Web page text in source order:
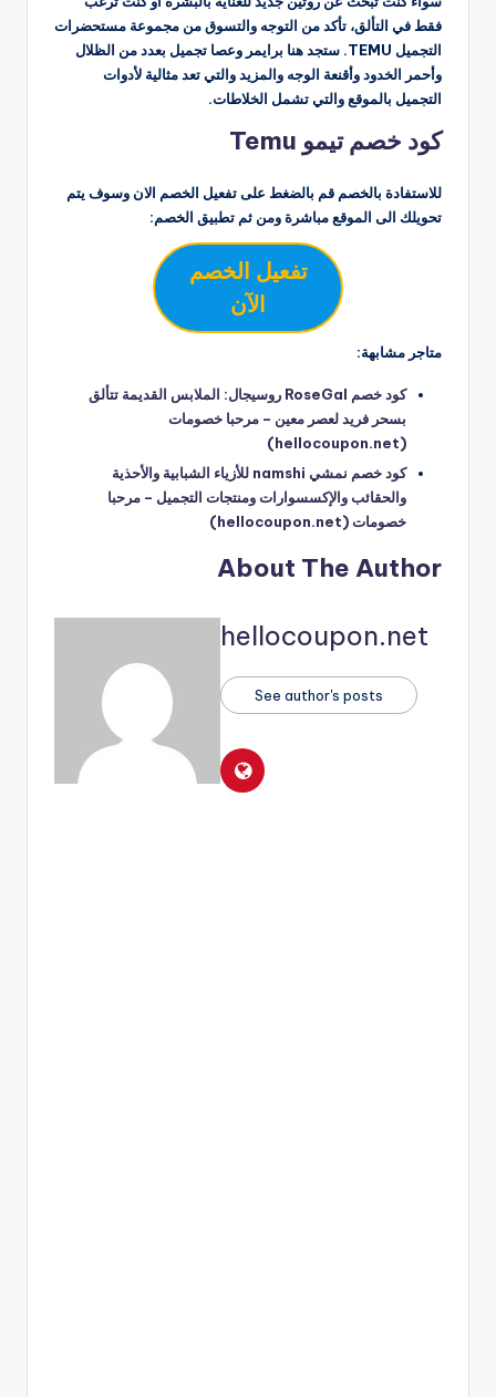
فقط في التألق، تأكد من التوجه والتسوق من مجموعة مستحضرات
التجميل TEMU. ستجد هنا برايمر وعصا تجميل بعدد من الظلال
وأحمر الخدود وأقنعة الوجه والمزيد والتي تعد مثالية لأدوات
التجميل بالموقع والتي تشمل الخلاطات.
كود خصم تيمو Temu
للاستفادة بالخصم قم بالضغط على تفعيل الخصم الان وسوف يتم
تحويلك الى الموقع مباشرة ومن ثم تطبيق الخصم:
تفعيل الخصم
الآن
متاجر مشابهة:
كود خصم RoseGal روسيجال: الملابس القديمة تتألق
بسحر فريد لعصر معين – مرحبا خصومات
(hellocoupon.net)
كود خصم نمشي namshi للأزياء الشبابية والأحذية
والحقائب والإكسسوارات ومنتجات التجميل – مرحبا
خصومات (hellocoupon.net)
About The Author
hellocoupon.net
See author's posts